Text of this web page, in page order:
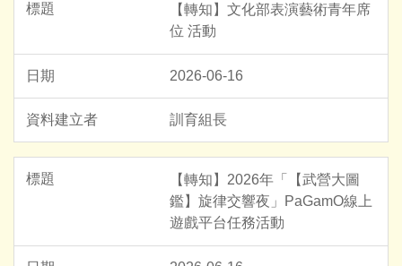
【轉知】文化部表演藝術青年席
位 活動
2026-06-16
訓育組長
【轉知】2026年「【武營大圖
鑑】旋律交響夜」PaGamO線上
遊戲平台任務活動